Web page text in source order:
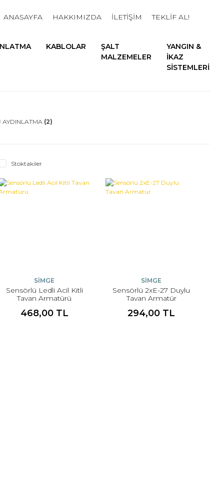
ANASAYFA HAKKIMIZDA İLETİŞİM TEKLİF AL!
KABLOLAR
ŞALT
MALZEMELER
YANGIN &
İKAZ
SİSTEMLERİ
AYDINLATMA (2)
Stoktakiler
SİMGE
Sensörlü Ledli Acil Kitli
Tavan Armatürü
468,00 TL
SİMGE
Sensörlü 2xE-27 Duylu
Tavan Armatür
294,00 TL